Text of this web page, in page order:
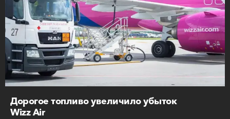
Дорогое топливо увеличило убыток
Wizz Air